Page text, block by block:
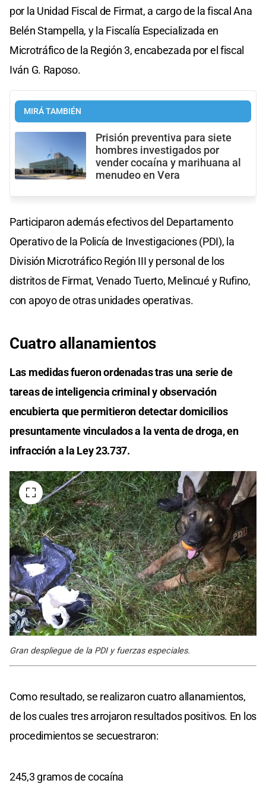
por la Unidad Fiscal de Firmat, a cargo de la fiscal Ana
Belén Stampella, y la Fiscalía Especializada en
Microtráfico de la Región 3, encabezada por el fiscal
Iván G. Raposo.
MIRÁ TAMBIÉN
Prisión preventiva para siete
hombres investigados por
vender cocaína y marihuana al
menudeo en Vera
Participaron además efectivos del Departamento
Operativo de la Policía de Investigaciones (PDI), la
División Microtráfico Región III y personal de los
distritos de Firmat, Venado Tuerto, Melincué y Rufino,
con apoyo de otras unidades operativas.
Cuatro allanamientos
Las medidas fueron ordenadas tras una serie de
tareas de inteligencia criminal y observación
encubierta que permitieron detectar domicilios
presuntamente vinculados a la venta de droga, en
infracción a la Ley 23.737.
Gran despliegue de la PDI y fuerzas especiales.
Como resultado, se realizaron cuatro allanamientos,
de los cuales tres arrojaron resultados positivos. En los
procedimientos se secuestraron:
245,3 gramos de cocaína